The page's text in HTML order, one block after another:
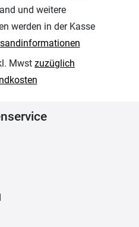
und weitere
werden in der Kasse
Mwst zuzüglich